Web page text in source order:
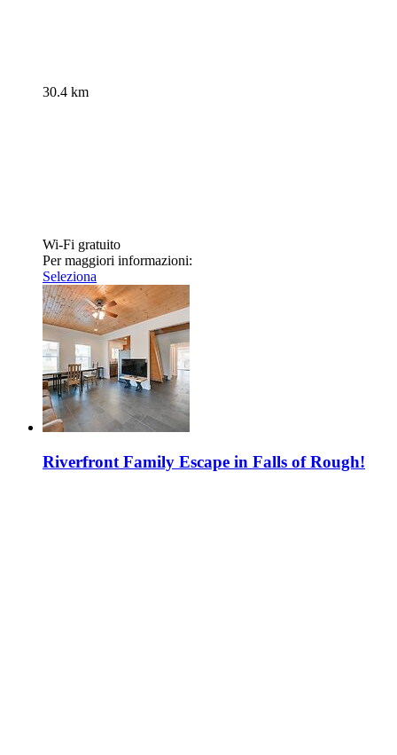
30.4 km
Wi-Fi gratuito
Per maggiori informazioni:
Seleziona
Riverfront Family Escape in Falls of Rough!